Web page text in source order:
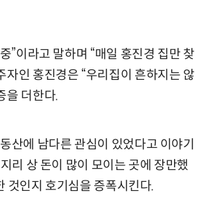
”이라고 말하며 “매일 홍진경 집만 찾
인 홍진경은 “우리집이 흔하지는 않
을 더한다.
산에 남다른 관심이 있었다고 이야기
리 상 돈이 많이 모이는 곳에 장만했
것인지 호기심을 증폭시킨다.